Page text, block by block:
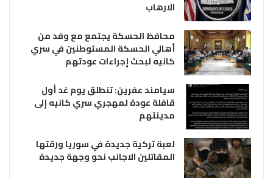
الارهاب
محافظ الحسكة يجتمع مع وفد من
أهالي الحسكة المستوطنين في سري
كانيه لبحث إجراءات عودتهم
سيامند عفرين: تنطلق يوم غد أول
قافلة عودة لمهجري سري كانيه إلى
مدينتهم
لعبة تركية جديدة في سوريا ورقتها
المقاتلين الاجانب نحو وجهة جديدة